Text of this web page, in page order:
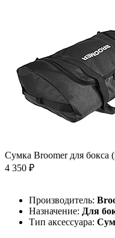
Сумка Broomer для бокса
4 350 ₽
Производитель:
Назначение: Для
Тип аксессуара: